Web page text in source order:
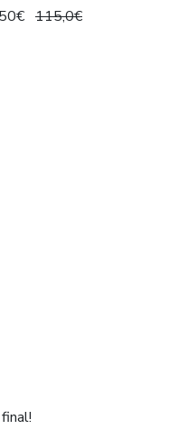
115,0€